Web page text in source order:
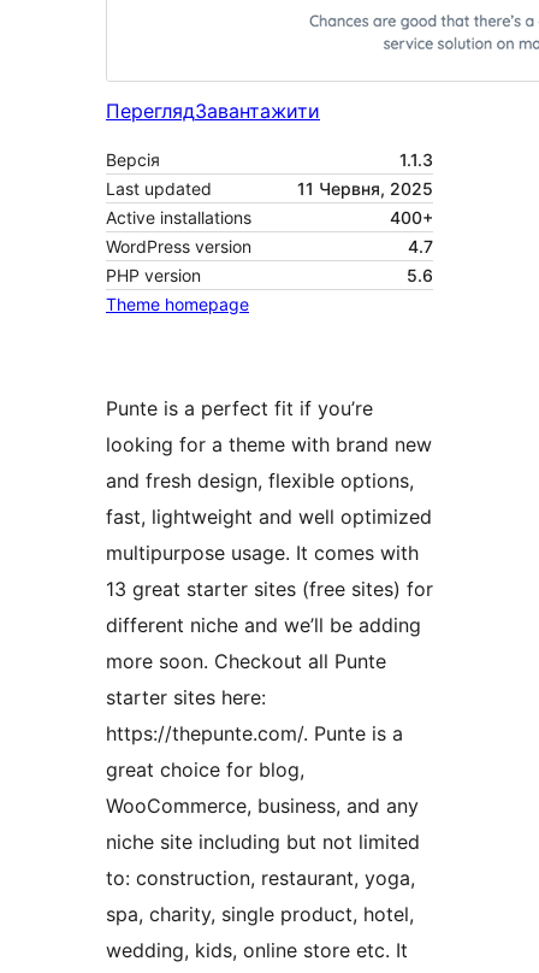
ПереглядЗавантажити
Версія
1.1.3
Last updated
11 Червня, 2025
Active installations
400+
WordPress version
4.7
PHP version
5.6
Theme homepage
Punte is a perfect fit if you’re
looking for a theme with brand new
and fresh design, flexible options,
fast, lightweight and well optimized
multipurpose usage. It comes with
13 great starter sites (free sites) for
different niche and we’ll be adding
more soon. Checkout all Punte
starter sites here:
https://thepunte.com/. Punte is a
great choice for blog,
WooCommerce, business, and any
niche site including but not limited
to: construction, restaurant, yoga,
spa, charity, single product, hotel,
wedding, kids, online store etc. It